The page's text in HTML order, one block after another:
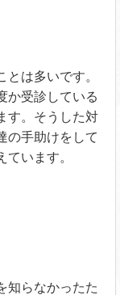
は多いです。
か受診している
す。そうした対
の手助けをして
います。
知らなかったた